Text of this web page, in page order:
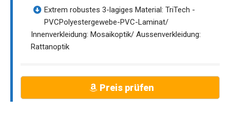
Extrem robustes 3-lagiges Material: TriTech -
PVCPolyestergewebe-PVC-Laminat/
Innenverkleidung: Mosaikoptik/ Aussenverkleidung:
Rattanoptik
Preis prüfen